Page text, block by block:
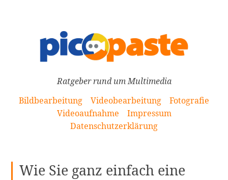
Ratgeber rund um Multimedia
Bildbearbeitung
Videobearbeitung
Fotografie
Videoaufnahme
Impressum
Datenschutzerklärung
Wie Sie ganz einfach eine